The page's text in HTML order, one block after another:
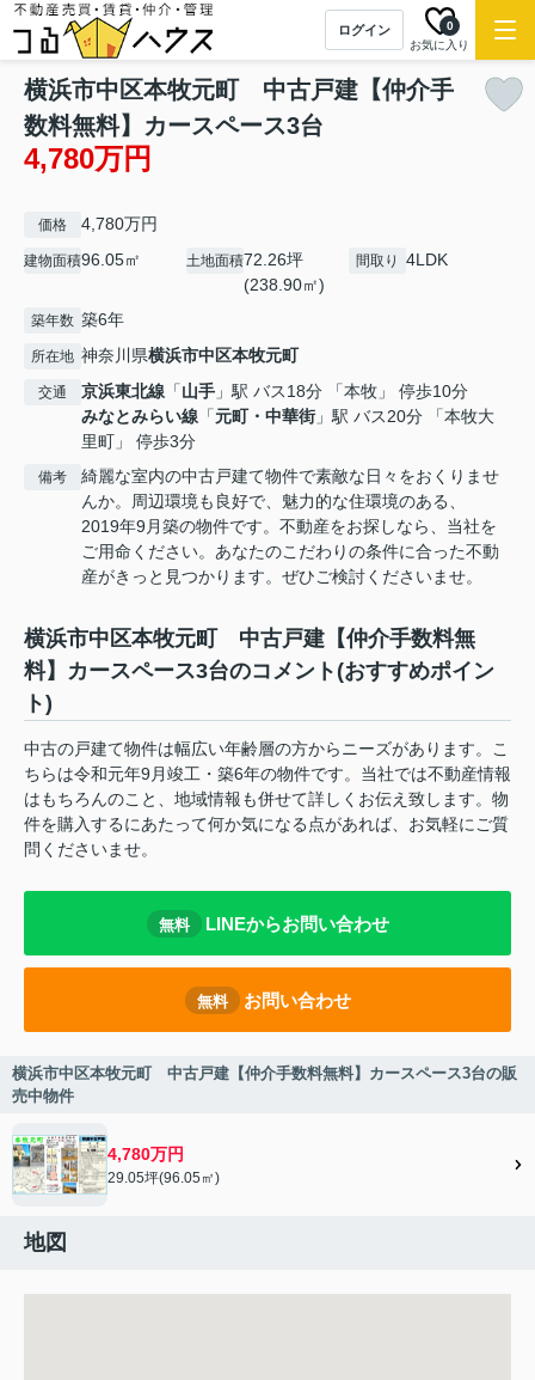
ログイン
お気に入り
0
横浜市中区本牧元町 中古戸建【仲介手
数料無料】カースペース3台
4,780万円
価格 4,780万円
建物面積96.05㎡ 土地面積72.26坪
(238.90㎡)
間取り 4LDK
築年数 築6年
所在地 神奈川県横浜市中区本牧元町
交通 京浜東北線 「山手 」駅 バス18分 「本牧」 停歩10分
みなとみらい線 「元町・中華街」駅 バス20分 「本牧大
里町」 停歩3分
備考
綺麗な室内の中古戸建て物件で素敵な日々をおくりませ
んか。周辺環境も良好で、魅力的な住環境のある、
2019年9月築の物件です。不動産をお探しなら、当社を
ご用命ください。あなたのこだわりの条件に合った不動
産がきっと見つかります。ぜひご検討くださいませ。
横浜市中区本牧元町 中古戸建【仲介手数料無
料】カースペース3台のコメント(おすすめポイン
ト)
中古の戸建て物件は幅広い年齢層の方からニーズがあります。こ
ちらは令和元年9月竣工・築6年の物件です。当社では不動産情報
はもちろんのこと、地域情報も併せて詳しくお伝え致します。物
件を購入するにあたって何か気になる点があれば、お気軽にご質
問くださいませ。
無料 LINEからお問い合わせ
無料 お問い合わせ
横浜市中区本牧元町 中古戸建【仲介手数料無料】カースペース3台の販
売中物件
4,780万円
29.05坪(96.05㎡)
地図